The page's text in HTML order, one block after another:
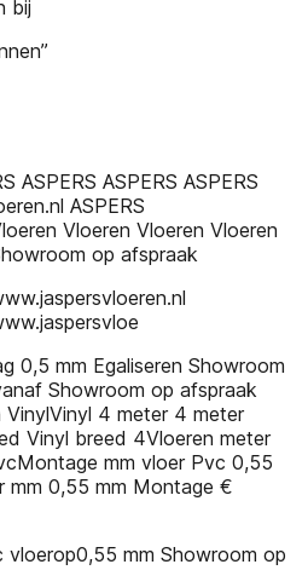
bij
ASPERS ASPERS ASPERS
ASPERS
Vloeren Vloeren Vloeren
op afspraak
0,5 mm Egaliseren Showroom
Showroom op afspraak
VinylVinyl 4 meter 4 meter
Vinyl breed 4Vloeren meter
mm vloer Pvc 0,55
mm 0,55 mm Montage €
mm Showroom op